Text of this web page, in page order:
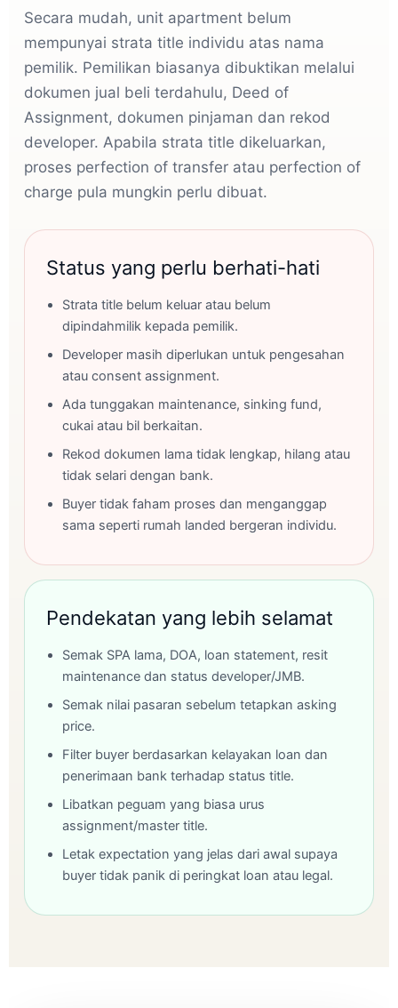
Secara mudah, unit apartment belum
mempunyai strata title individu atas nama
pemilik. Pemilikan biasanya dibuktikan melalui
dokumen jual beli terdahulu, Deed of
Assignment, dokumen pinjaman dan rekod
developer. Apabila strata title dikeluarkan,
proses perfection of transfer atau perfection of
charge pula mungkin perlu dibuat.
Status yang perlu berhati-hati
Strata title belum keluar atau belum
dipindahmilik kepada pemilik.
Developer masih diperlukan untuk pengesahan
atau consent assignment.
Ada tunggakan maintenance, sinking fund,
cukai atau bil berkaitan.
Rekod dokumen lama tidak lengkap, hilang atau
tidak selari dengan bank.
Buyer tidak faham proses dan menganggap
sama seperti rumah landed bergeran individu.
Pendekatan yang lebih selamat
Semak SPA lama, DOA, loan statement, resit
maintenance dan status developer/JMB.
Semak nilai pasaran sebelum tetapkan asking
price.
Filter buyer berdasarkan kelayakan loan dan
penerimaan bank terhadap status title.
Libatkan peguam yang biasa urus
assignment/master title.
Letak expectation yang jelas dari awal supaya
buyer tidak panik di peringkat loan atau legal.